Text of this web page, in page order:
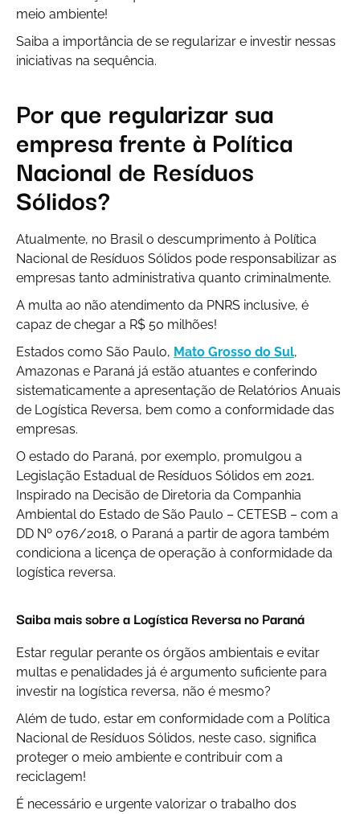
meio ambiente!
Saiba a importância de se regularizar e investir nessas
iniciativas na sequência.
Por que regularizar sua
empresa frente à Política
Nacional de Resíduos
Sólidos?
Atualmente, no Brasil o descumprimento à Política
Nacional de Resíduos Sólidos pode responsabilizar as
empresas tanto administrativa quanto criminalmente.
A multa ao não atendimento da PNRS inclusive, é
capaz de chegar a R$ 50 milhões!
Estados como São Paulo, Mato Grosso do Sul,
Amazonas e Paraná já estão atuantes e conferindo
sistematicamente a apresentação de Relatórios Anuais
de Logística Reversa, bem como a conformidade das
empresas.
O estado do Paraná, por exemplo, promulgou a
Legislação Estadual de Resíduos Sólidos em 2021.
Inspirado na Decisão de Diretoria da Companhia
Ambiental do Estado de São Paulo – CETESB – com a
DD Nº 076/2018, o Paraná a partir de agora também
condiciona a licença de operação à conformidade da
logística reversa.
Saiba mais sobre a Logística Reversa no Paraná
Estar regular perante os órgãos ambientais e evitar
multas e penalidades já é argumento suficiente para
investir na logística reversa, não é mesmo?
Além de tudo, estar em conformidade com a Política
Nacional de Resíduos Sólidos, neste caso, significa
proteger o meio ambiente e contribuir com a
reciclagem!
É necessário e urgente valorizar o trabalho dos